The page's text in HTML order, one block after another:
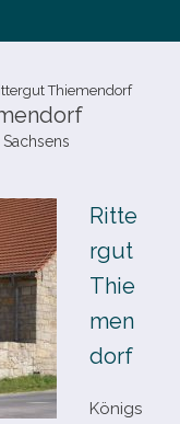
Thiemendorf
Sachsens
Ritte
rgut
Thie
men
dorf
Königs